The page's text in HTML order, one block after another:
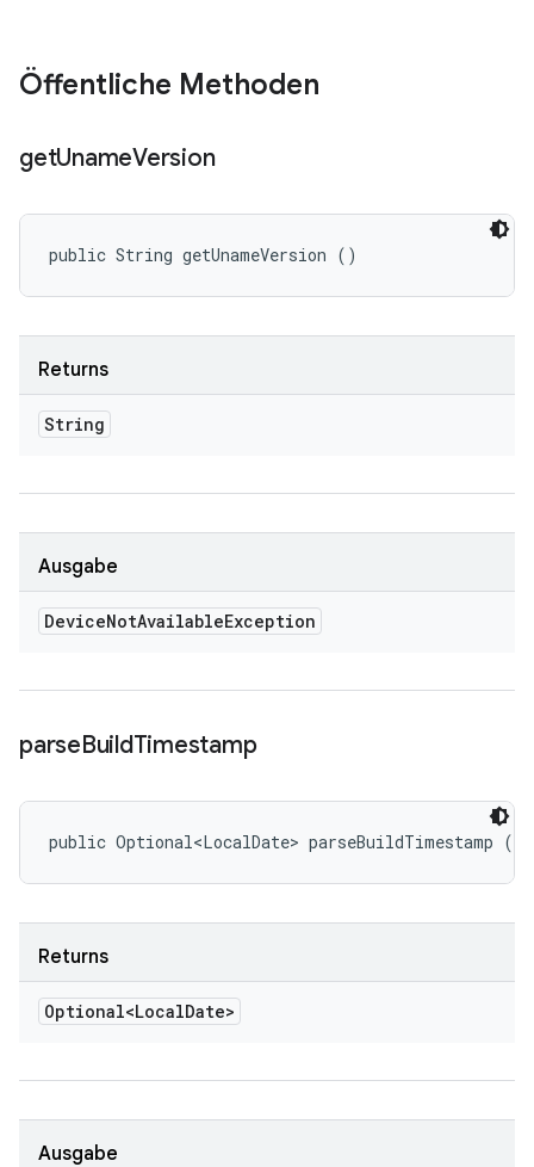
Öffentliche Methoden
getUnameVersion
public String getUnameVersion ()
Returns
String
Ausgabe
DeviceNotAvailableException
parseBuildTimestamp
public Optional<LocalDate> parseBuildTimestamp ()
Returns
Optional<LocalDate>
Ausgabe